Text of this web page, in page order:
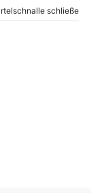
schließe